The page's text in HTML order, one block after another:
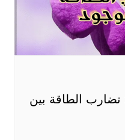
الطاقة بين